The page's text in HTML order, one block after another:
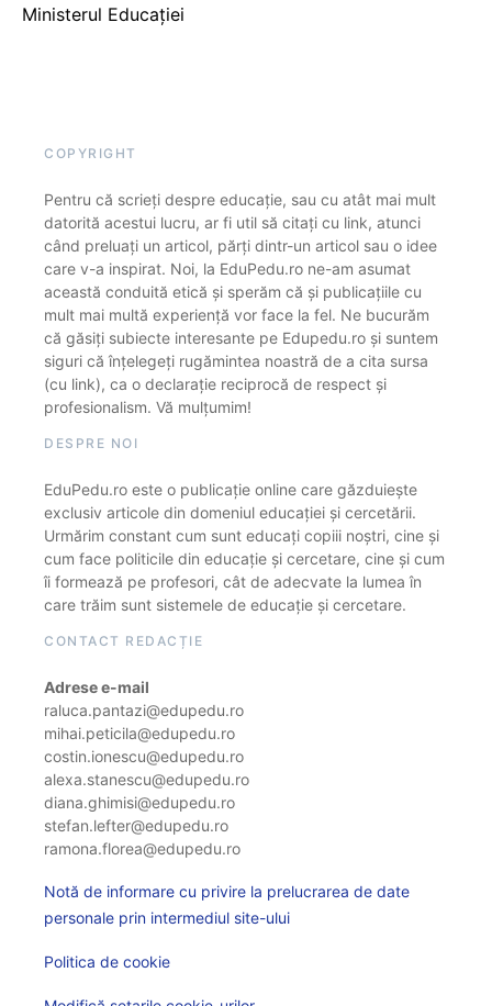
Ministerul Educației
COPYRIGHT
Pentru că scrieți despre educație, sau cu atât mai mult
datorită acestui lucru, ar fi util să citați cu link, atunci
când preluați un articol, părți dintr-un articol sau o idee
care v-a inspirat. Noi, la EduPedu.ro ne-am asumat
această conduită etică și sperăm că și publicațiile cu
mult mai multă experiență vor face la fel. Ne bucurăm
că găsiți subiecte interesante pe Edupedu.ro și suntem
siguri că înțelegeți rugămintea noastră de a cita sursa
(cu link), ca o declarație reciprocă de respect și
profesionalism. Vă mulțumim!
DESPRE NOI
EduPedu.ro este o publicație online care găzduiește
exclusiv articole din domeniul educației și cercetării.
Urmărim constant cum sunt educați copiii noștri, cine și
cum face politicile din educație și cercetare, cine și cum
îi formează pe profesori, cât de adecvate la lumea în
care trăim sunt sistemele de educație și cercetare.
CONTACT REDACȚIE
Adrese e-mail
raluca.pantazi@edupedu.ro
mihai.peticila@edupedu.ro
costin.ionescu@edupedu.ro
alexa.stanescu@edupedu.ro
diana.ghimisi@edupedu.ro
stefan.lefter@edupedu.ro
ramona.florea@edupedu.ro
Notă de informare cu privire la prelucrarea de date
personale prin intermediul site-ului
Politica de cookie